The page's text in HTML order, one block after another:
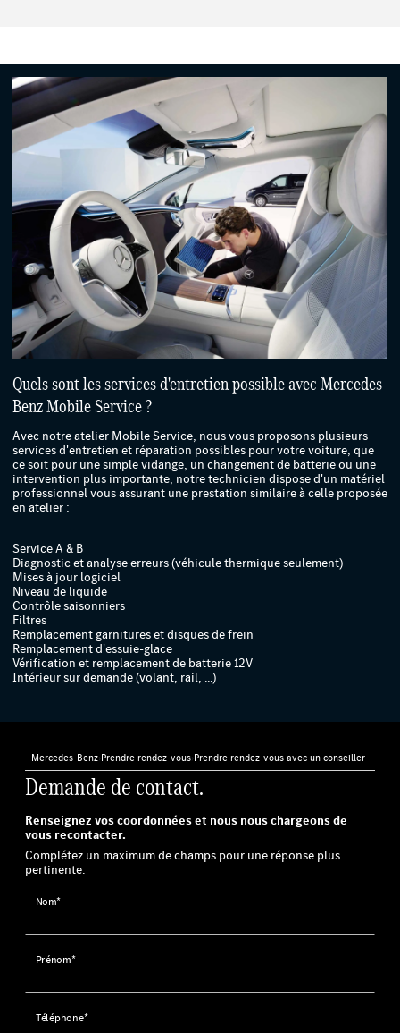
Quels sont les services d'entretien possible avec Mercedes-
Benz Mobile Service ?
Avec notre atelier Mobile Service, nous vous proposons plusieurs
services d'entretien et réparation possibles pour votre voiture, que
ce soit pour une simple vidange, un changement de batterie ou une
intervention plus importante, notre technicien dispose d'un matériel
professionnel vous assurant une prestation similaire à celle proposée
en atelier :
Service A & B
Diagnostic et analyse erreurs (véhicule thermique seulement)
Mises à jour logiciel
Niveau de liquide
Contrôle saisonniers
Filtres
Remplacement garnitures et disques de frein
Remplacement d'essuie-glace
Vérification et remplacement de batterie 12V
Intérieur sur demande (volant, rail, ...)
Mercedes-Benz›Prendre rendez-vous›Prendre rendez-vous avec un conseiller
Demande de contact.
Renseignez vos coordonnées et nous nous chargeons de
vous recontacter.
Complétez un maximum de champs pour une réponse plus
pertinente.
Nom*
Prénom*
Téléphone*